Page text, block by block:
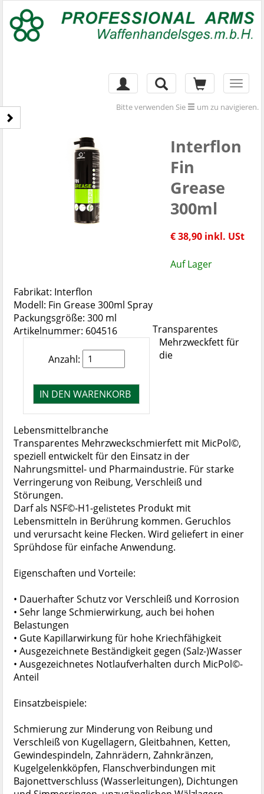
Bitte verwenden Sie um zu navigieren.
Interflon
Fin
Grease
300ml
€ 38,90 inkl. USt
Auf Lager
Fabrikat: Interflon
Modell: Fin Grease 300ml Spray
Packungsgröße: 300 ml
Artikelnummer: 604516
Anzahl:
Transparentes
Mehrzweckfett für
die
Lebensmittelbranche
Transparentes Mehrzweckschmierfett mit MicPol©,
speziell entwickelt für den Einsatz in der
Nahrungsmittel- und Pharmaindustrie. Für starke
Verringerung von Reibung, Verschleiß und
Störungen.
Darf als NSF©-H1-gelistetes Produkt mit
Lebensmitteln in Berührung kommen. Geruchlos
und verursacht keine Flecken. Wird geliefert in einer
Sprühdose für einfache Anwendung.
Eigenschaften und Vorteile:
• Dauerhafter Schutz vor Verschleiß und Korrosion
• Sehr lange Schmierwirkung, auch bei hohen
Belastungen
• Gute Kapillarwirkung für hohe Kriechfähigkeit
• Ausgezeichnete Beständigkeit gegen (Salz-)Wasser
• Ausgezeichnetes Notlaufverhalten durch MicPol©-
Anteil
Einsatzbeispiele:
Schmierung zur Minderung von Reibung und
Verschleiß von Kugellagern, Gleitbahnen, Ketten,
Gewindespindeln, Zahnrädern, Zahnkränzen,
Kugelgelenkköpfen, Flanschverbindungen mit
Bajonettverschluss (Wasserleitungen), Dichtungen